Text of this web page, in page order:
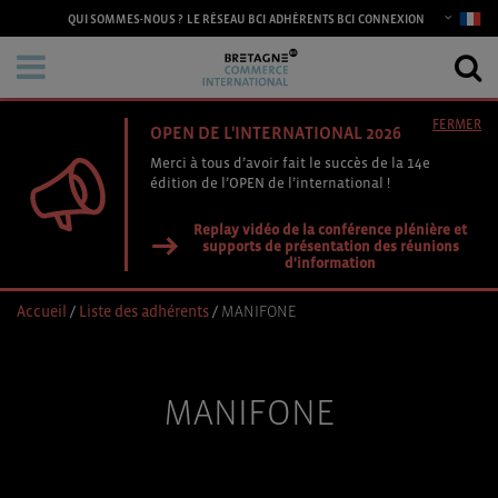
QUI SOMMES-NOUS ? LE RÉSEAU BCI ADHÉRENTS BCI CONNEXION
OPEN DE L'INTERNATIONAL 2026
Merci à tous d’avoir fait le succès de la 14e
édition de l’OPEN de l’international !
Replay vidéo de la conférence plénière et
supports de présentation des réunions
d'information
FERMER
Accueil / Liste des adhérents/ MANIFONE
MANIFONE